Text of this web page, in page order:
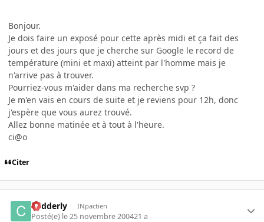
Bonjour.
Je dois faire un exposé pour cette après midi et ça fait des
jours et des jours que je cherche sur Google le record de
température (mini et maxi) atteint par l'homme mais je
n'arrive pas à trouver.
Pourriez-vous m'aider dans ma recherche svp ?
Je m'en vais en cours de suite et je reviens pour 12h, donc
j'espère que vous aurez trouvé.
Allez bonne matinée et à tout à l'heure.
ci@o
Citer
Cadderly INpactien
Posté(e) le 25 novembre 200421 a